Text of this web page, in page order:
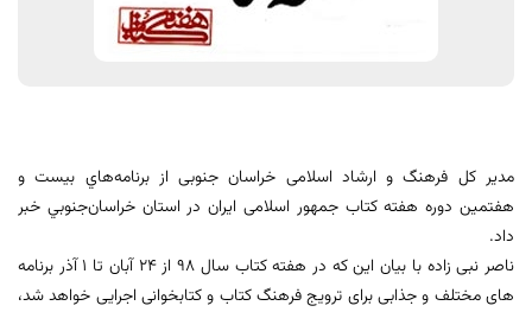
مدیر کل فرهنگ و ارشاد اسلامی خراسان جنوبی از برنامه‌هاي بیست و
هفتمین دوره هفته كتاب جمهور اسلامی ایران در استان خراسان‌جنوبي خبر
داد.
ناصر نبی زاده با بیان این که در هفته کتاب سال 98 از 24 آبان تا 1 آذر برنامه
های مختلف و جذابی برای ترویج فرهنگ کتاب و کتابخوانی اجرایی خواهد شد،